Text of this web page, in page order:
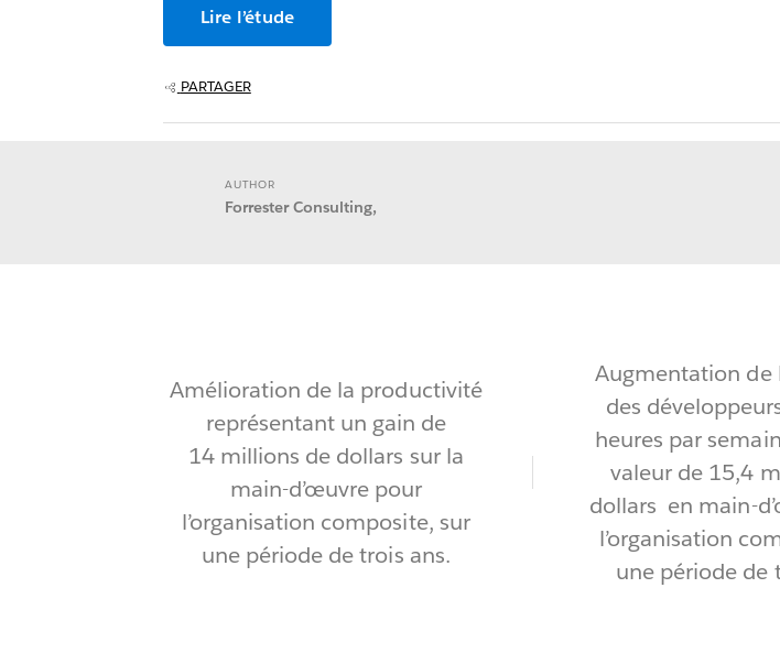
Lire l’étude
PARTAGER
AUTHOR
Forrester Consulting,
Amélioration de la productivité
représentant un gain de
14 millions de dollars sur la
main-d’œuvre pour
l’organisation composite, sur
une période de trois ans.
Augmentation de
des
heures par
valeur de 15,4
dollars en main-
l’organisation
une période de